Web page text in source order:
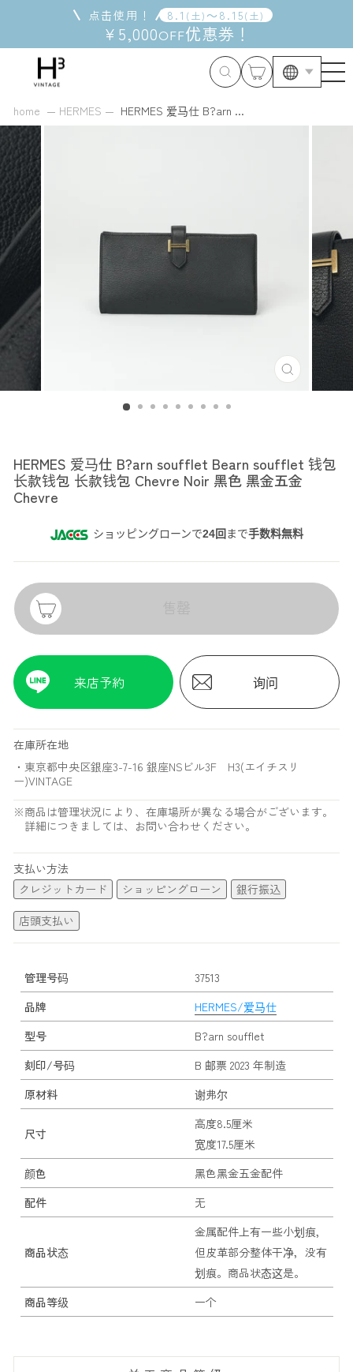
点击使用！ 8 . 1 ( 土) ～ 8 . 15( 土)
¥5,000OFF优惠券 ！
home HERMES HERMES 爱马仕 B?arn ...
HERMES 爱马仕 B?arn soufflet Bearn soufflet 钱包
长款钱包 长款钱包 Chevre Noir 黑色 黑金五金
Chevre
ショッピングローンで24回 まで手数料無料
来店予約 询问
在庫所在地
・東京都中央区銀座3-7-16 銀座NSビル3F H3(エイチスリ
ー)VINTAGE
※商品は管理状況により、在庫場所が異なる場合がございます。
詳細につきましては、お問い合わせください。
支払い方法
クレジットカード
ショッピングローン
銀行振込
店頭支払い
管理号码
37513
品牌
HERMES/爱马仕
型号
B?arn soufflet
刻印/号码
B 邮票 2023 年制造
原材料
谢弗尔
尺寸
高度8.5厘米
宽度17.5厘米
颜色
黑色黑金五金配件
配件
无
商品状态
金属配件上有一些小划痕，
但皮革部分整体干净，没有
划痕。商品状态这是。
商品等级
一个